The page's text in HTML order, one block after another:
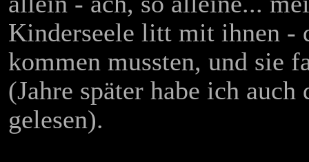
Kinderseele litt mit ihnen -
kommen mussten, und sie
(Jahre später habe ich
gelesen).